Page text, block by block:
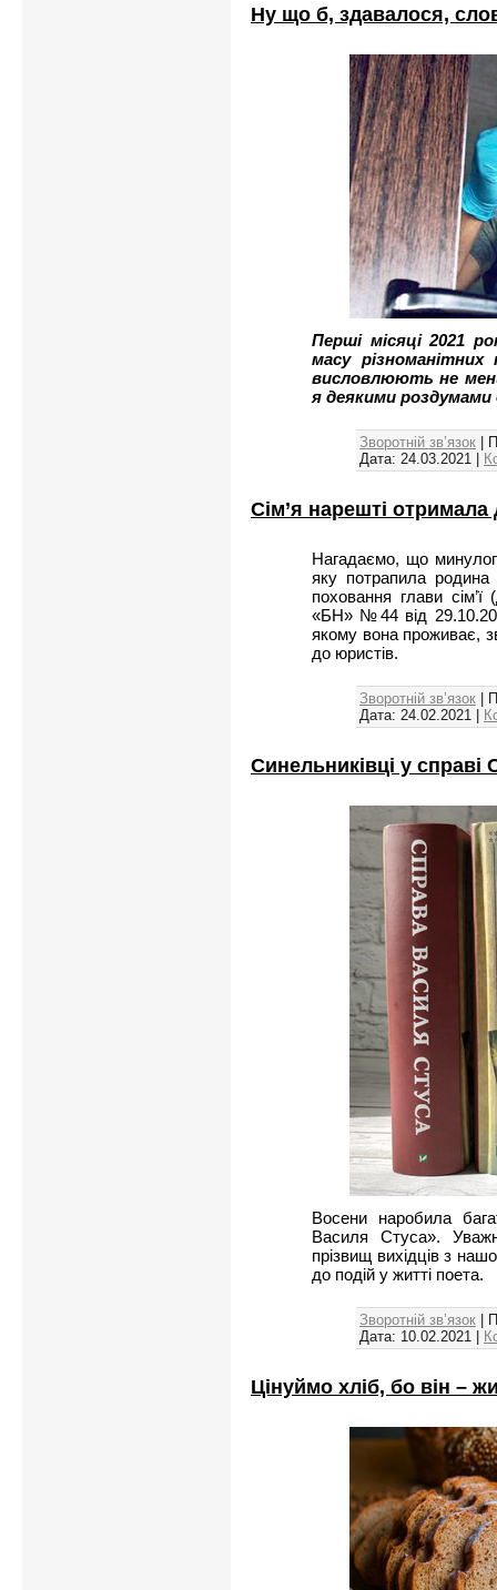
Ну що б, здавалося,
Перші місяці 2021
масу
висловлюють не
я деякими
Зворотній зв’язок |
Дата: 24.03.2021 |
Сім’я нарешті
Нагадаємо, що
яку потрапила
поховання глави
«БН» №44 від
якому вона проживає,
до юристів.
Зворотній зв’язок |
Дата: 24.02.2021
Синельниківці у справі
Восени наробила
Василя Стуса».
прізвищ вихідців з
до подій у житті поета.
Зворотній зв’язок |
Дата: 10.02.2021 |
Цінуймо хліб, бо він –